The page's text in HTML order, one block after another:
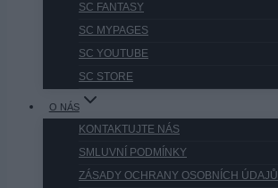
SC FANTASY
SC MYPAGES
SC YOUTUBE
SC STORE
O NÁS
KONTAKTUJTE NÁS
SMLUVNÍ PODMÍNKY
ZÁSADY OCHRANY OSOBNÍCH ÚDAJŮ